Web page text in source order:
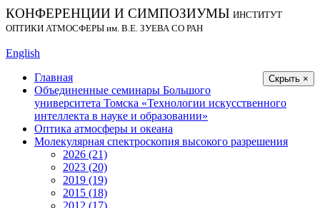
КОНФЕРЕНЦИИ И СИМПОЗИУМЫ ИНСТИТУТ
ОПТИКИ АТМОСФЕРЫ им. В.Е. ЗУЕВА СО РАН
English
Скрыть ×
Главная
Объединенные семинары Большого
университета Томска «Технологии искусственного
интеллекта в науке и образовании»
Оптика атмосферы и океана
Молекулярная спектроскопия высокого разрешения
2026 (21)
2023 (20)
2019 (19)
2015 (18)
2012 (17)